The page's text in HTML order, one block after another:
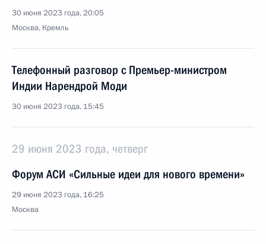
30 июня 2023 года, 20:05
Москва, Кремль
Телефонный разговор с Премьер-министром
Индии Нарендрой Моди
30 июня 2023 года, 15:45
29 июня 2023 года, четверг
Форум АСИ «Сильные идеи для нового времени»
29 июня 2023 года, 16:25
Москва